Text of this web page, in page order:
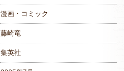
漫画・コミック
藤崎竜
集英社